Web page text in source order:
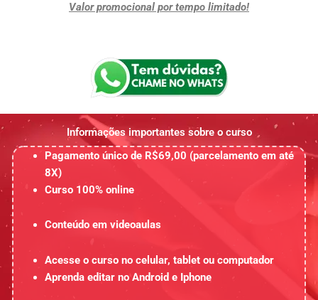
Valor promocional por tempo limitado!
Informações importantes sobre o curso
Pagamento único de R$69,00 (parcelamento em até
8X)
Curso 100% online
Conteúdo em videoaulas
Acesse o curso no celular, tablet ou computador
Aprenda editar no Android e Iphone